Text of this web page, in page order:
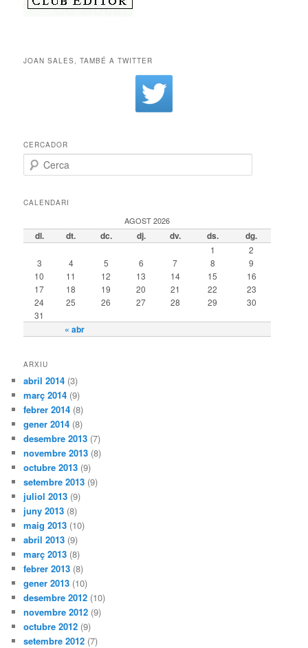
JOAN SALES, TAMBÉ A TWITTER
CERCADOR
Cerca
CALENDARI
AGOST 2026
dl. dt. dc. dj. dv. ds. dg.
« abr
1
2
3
4 5 6 7 8
9
10
11 12 13 14 15
16
17
18 19 20 21 22
23
24
25 26 27 28 29
30
31
ARXIU
abril 2014 (3)
març 2014 (9)
febrer 2014 (8)
gener 2014 (8)
desembre 2013 (7)
novembre 2013 (8)
octubre 2013 (9)
setembre 2013 (9)
juliol 2013 (9)
juny 2013 (8)
maig 2013 (10)
abril 2013 (9)
març 2013 (8)
febrer 2013 (8)
gener 2013 (10)
desembre 2012 (10)
novembre 2012 (9)
octubre 2012 (9)
setembre 2012 (7)